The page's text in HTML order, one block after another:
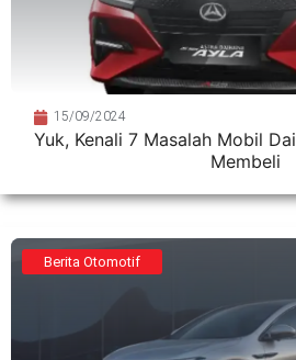
15/09/2024
Yuk, Kenali 7 Masalah Mobil
Membeli
Berita Otomotif